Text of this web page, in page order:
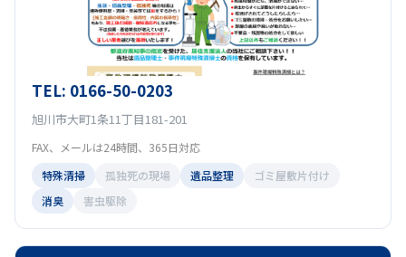
TEL: 0166-50-0203
旭川市大町1条11丁目181-201
FAX、メールは24時間、365日対応
特殊清掃
孤独死の現場 遺品整理
ゴミ屋敷片付け
消臭
害虫駆除